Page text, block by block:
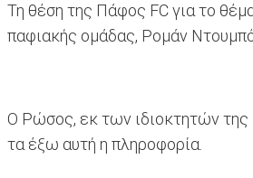
Τη θέση της Πάφος FC για το
παφιακής ομάδας, Ρομάν
Ο Ρώσος, εκ των ιδιοκτητών της
τα έξω αυτή η πληροφορία.